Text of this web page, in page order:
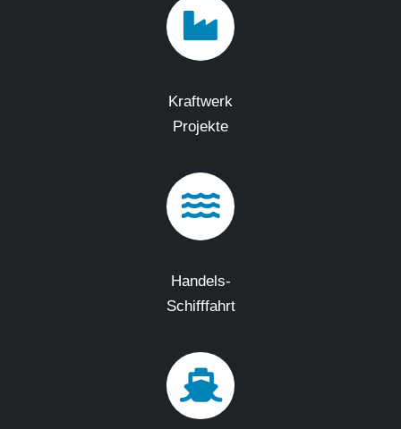
Kraftwerk
Projekte
Handels-
Schifffahrt